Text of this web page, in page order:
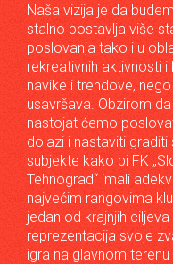
Naša vizija je da
stalno postavlja više
poslovanja tako i u
rekreativnih aktivnosti
navike i trendove,
usavršava. Obzirom
nastojat ćemo
dolazi i nastaviti
subjekte kako bi FK
Tehnograd“ imali
najvećim rangovima
jedan od krajnjih ciljeva
reprezentacija svoje
igra na glavnom terenu